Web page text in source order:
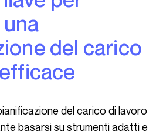
del carico
basarsi su strumenti adatti e